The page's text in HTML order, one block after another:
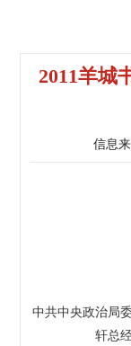
2011羊城
信息来
中共中央政治局
轩总